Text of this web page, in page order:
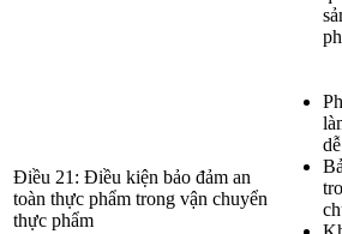
Điều 21: Điều kiện bảo đảm an
toàn thực phẩm trong vận chuyển
thực phẩm